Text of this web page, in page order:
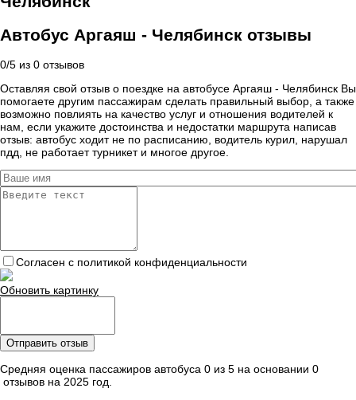
Автобус Аргаяш - Челябинск отзывы
0/5 из 0 отзывов
Оставляя свой отзыв о поездке на автобусе Аргаяш - Челябинск Вы
помогаете другим пассажирам сделать правильный выбор, а также
возможно повлиять на качество услуг и отношения водителей к
нам, если укажите достоинства и недостатки маршрута написав
отзыв: автобус ходит не по расписанию, водитель курил, нарушал
пдд, не работает турникет и многое другое.
Согласен с политикой конфиденциальности
Обновить картинку
Отправить отзыв
Средняя оценка пассажиров автобуса 0 из 5 на основании 0
отзывов на 2025 год.